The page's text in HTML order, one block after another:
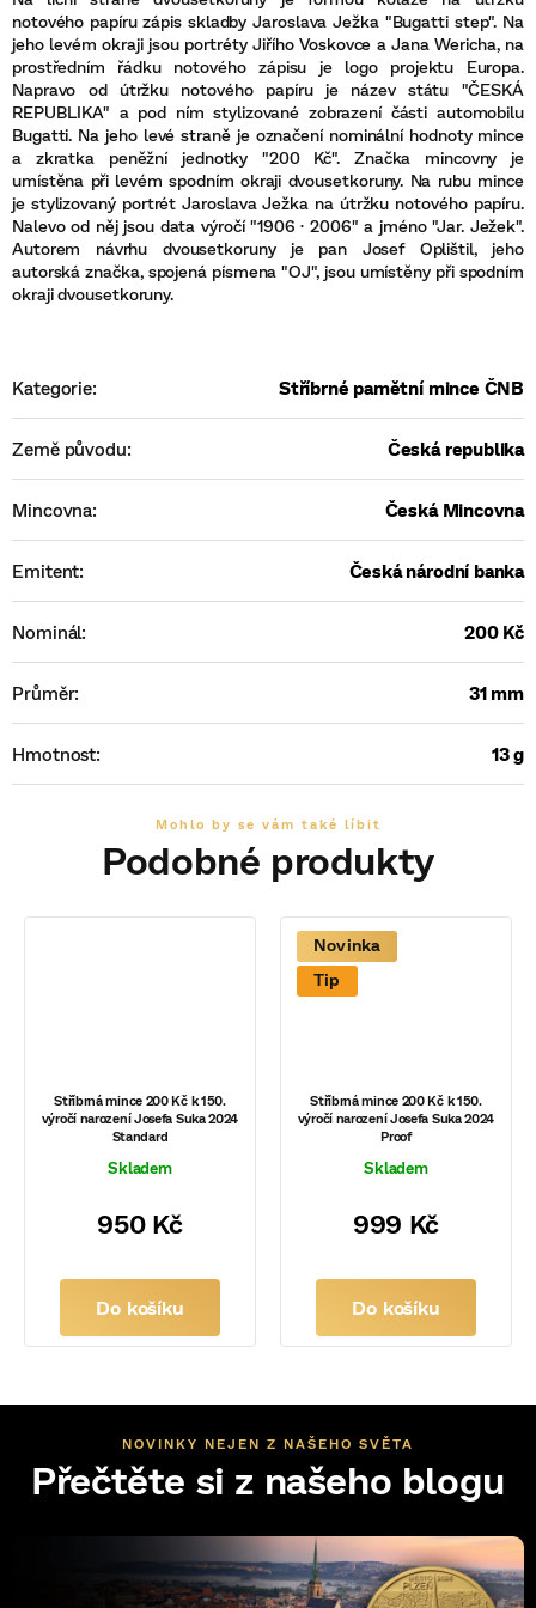
notového papíru zápis skladby Jaroslava Ježka "Bugatti step". Na
jeho levém okraji jsou portréty Jiřího Voskovce a Jana Wericha, na
prostředním řádku notového zápisu je logo projektu Europa.
Napravo od útržku notového papíru je název státu "ČESKÁ
REPUBLIKA" a pod ním stylizované zobrazení části automobilu
Bugatti. Na jeho levé straně je označení nominální hodnoty mince
a zkratka peněžní jednotky "200 Kč". Značka mincovny je
umístěna při levém spodním okraji dvousetkoruny. Na rubu mince
je stylizovaný portrét Jaroslava Ježka na útržku notového papíru.
Nalevo od něj jsou data výročí "1906 · 2006" a jméno "Jar. Ježek".
Autorem návrhu dvousetkoruny je pan Josef Oplištil, jeho
autorská značka, spojená písmena "OJ", jsou umístěny při spodním
okraji dvousetkoruny.
Kategorie: Stříbrné pamětní mince ČNB
Země původu: Česká republika
Mincovna: Česká Mincovna
Emitent: Česká národní banka
Nominál: 200 Kč
Průměr: 31 mm
Hmotnost: 13 g
Stříbrná mince 200 Kč k 150.
výročí narození Josefa Suka 2024
Standard
Skladem
950 Kč
Do košíku
Novinka
Tip
Stříbrná mince 200 Kč k 150.
výročí narození Josefa Suka 2024
Proof
Skladem
999 Kč
Do košíku
NOVINKY NEJEN Z NAŠEHO SVĚTA
Přečtěte si z našeho blogu